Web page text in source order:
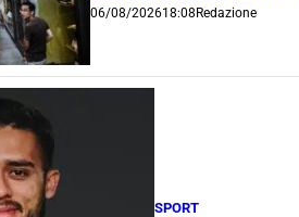
06/08/202618:08Redazione
SPORT